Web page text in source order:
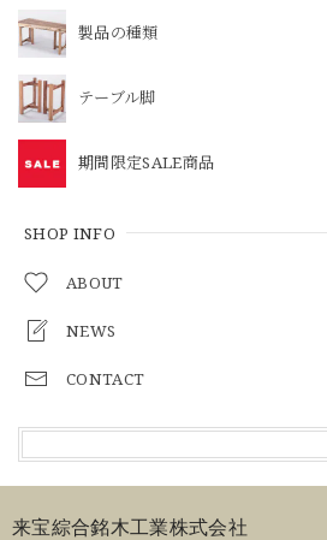
製品の種類
テーブル脚
期間限定SALE商品
SHOP INFO
ABOUT
NEWS
CONTACT
来宝綜合銘木工業株式会社